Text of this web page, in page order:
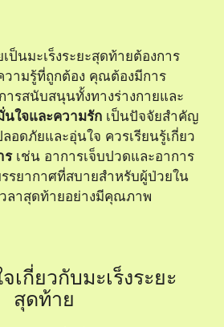
ป็นมะเร็งระยะสุดท้ายต้องการ
วามรู้ที่ถูกต้อง คุณต้องมีการ
ารสนับสนุนทั้งทางร่างกายและ
นใจและความรัก เป็นปัจจัยสำคัญ
อดภัยและอุ่นใจ ควรเรียนรู้เกี่ยว
รเช่น อาการเจ็บปวดและอาการ
รยากาศที่สบายสำหรับผู้ป่วยใน
ลาสุดท้ายอย่างมีคุณภาพ
เกี่ยวกับมะเร็งระยะ
สุดท้าย